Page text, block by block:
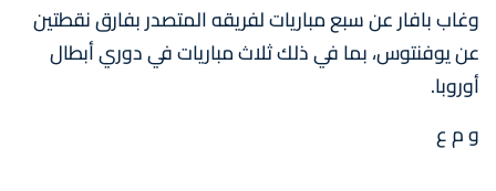
وغاب بافار عن سبع مباريات لفريقه المتصدر بفارق نقطتين
عن يوفنتوس، بما في ذلك ثلاث مباريات في دوري أبطال
أوروبا.
و م ع